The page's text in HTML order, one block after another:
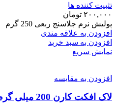
تثبیت کننده ها
۲۰۰,۰۰۰ تومان
پولیش نرم جلاسنج ربعی 250 گرم
افزودن به علاقه مندی
افزودن به سبد خرید
نمایش سریع
افزودن به مقایسه
لاک افکت کارن 200 میلی گرم